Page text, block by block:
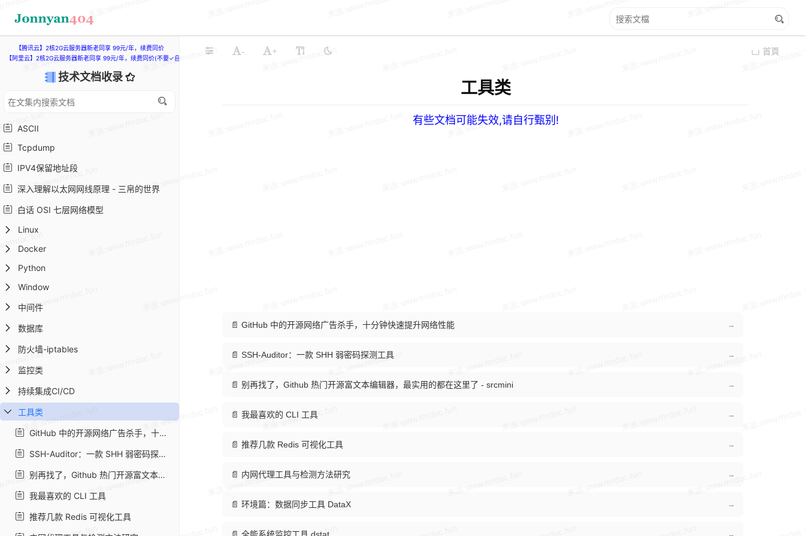
【腾讯云】2核2G云服务器新老同享 99元/年，续费同价
【阿里云】2核2G云服务器新老同享 99元/年，续费同价(不要✓自动续费)
技术文档收录
ASCII
Tcpdump
IPV4保留地址段
深入理解以太网网线原理 - 三帛的世界
白话 OSI 七层网络模型
Linux
Docker
Python
Window
中间件
数据库
防火墙-iptables
监控类
持续集成CI/CD
工具类
GitHub 中的开源网络广告杀手，十分钟快速提升网络性能
SSH-Auditor：一款 SHH 弱密码探测工具
别再找了，Github 热门开源富文本编辑器，最实用的都在这里了 - srcmini
我最喜欢的 CLI 工具
推荐几款 Redis 可视化工具
- + 首頁
工具类
有些文档可能失效,请自行甄别!
📄 GitHub 中的开源网络广告杀手，十分钟快速提升网络性能 →
📄 SSH-Auditor：一款 SHH 弱密码探测工具 →
📄 别再找了，Github 热门开源富文本编辑器，最实用的都在这里了 - srcmini →
📄 我最喜欢的 CLI 工具 →
📄 推荐几款 Redis 可视化工具 →
📄 内网代理工具与检测方法研究 →
📄 环境篇：数据同步工具 DataX →
→